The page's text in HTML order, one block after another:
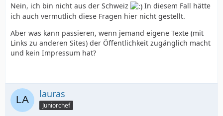
Nein, ich bin nicht aus der Schweiz
In diesem Fall hätte
ich auch vermutlich diese Fragen hier nicht gestellt.
Aber was kann passieren, wenn jemand eigene Texte (mit
Links zu anderen Sites) der Öffentlichkeit zugänglich macht
und kein Impressum hat?
lauras
Juniorchef